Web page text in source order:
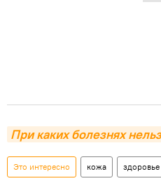
При каких болезнях
Это интересно кожа здоровье